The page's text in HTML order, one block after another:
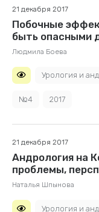
21 декабря 2017
Побочные
быть опасными
Людмила Боева
Урология и
№4 2017
21 декабря 2017
Андрология на
проблемы,
Наталья Шпынова
Урология и